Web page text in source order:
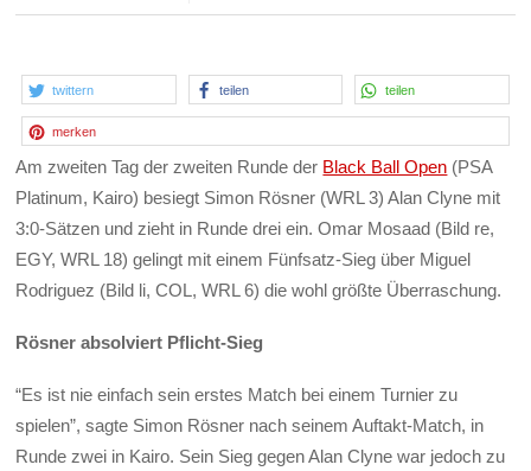
twittern teilen teilen
merken
Am zweiten Tag der zweiten Runde der Black Ball Open (PSA
Platinum, Kairo) besiegt Simon Rösner (WRL 3) Alan Clyne mit
3:0-Sätzen und zieht in Runde drei ein. Omar Mosaad (Bild re,
EGY, WRL 18) gelingt mit einem Fünfsatz-Sieg über Miguel
Rodriguez (Bild li, COL, WRL 6) die wohl größte Überraschung.
Rösner absolviert Pflicht-Sieg
“Es ist nie einfach sein erstes Match bei einem Turnier zu
spielen”, sagte Simon Rösner nach seinem Auftakt-Match, in
Runde zwei in Kairo. Sein Sieg gegen Alan Clyne war jedoch zu